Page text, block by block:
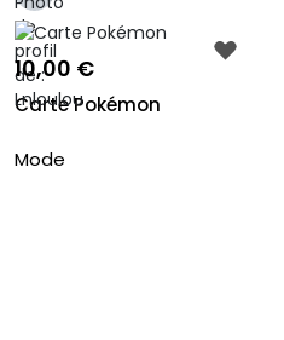
10,00 €
Carte Pokémon
Mode